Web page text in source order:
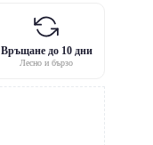
Връщане до 10 дни
Лесно и бързо